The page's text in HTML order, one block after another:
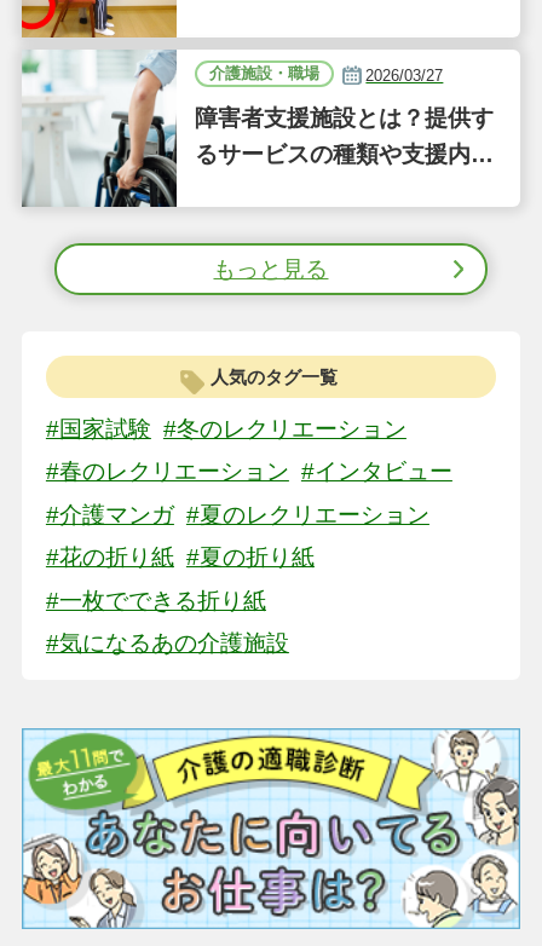
（41）
介護施設・職場 2026/03/27
障害者支援施設とは？提供す
るサービスの種類や支援内容
もっと見る
人気のタグ一覧
#国家試験 #冬のレクリエーション
#春のレクリエーション #インタビュー
#介護マンガ #夏のレクリエーション
#花の折り紙 #夏の折り紙
#一枚でできる折り紙
#気になるあの介護施設